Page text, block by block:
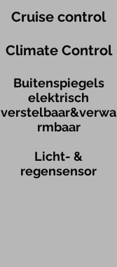
Cruise control
Climate Control
Buitenspiegels
elektrisch
verstelbaar&verwa
rmbaar
Licht- &
regensensor